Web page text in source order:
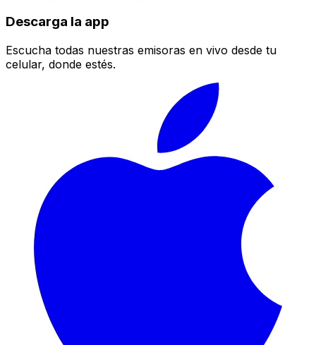
Descarga la app
Escucha todas nuestras emisoras en vivo desde tu
celular, donde estés.